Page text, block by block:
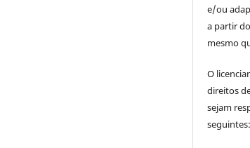
e/ou
a partir
mesmo
O
direitos
sejam
seguintes: